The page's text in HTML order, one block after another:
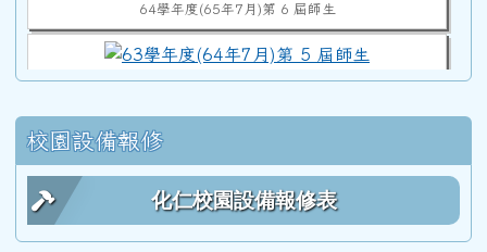
63學年度(64年7月)第 5 屆師生
62學年度(63年7月)第 4 屆師生合照
61學年度(62年7月)第 3 屆師生
校園設備報修
化仁校園設備報修表